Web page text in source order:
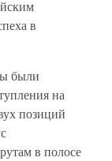
в
были
на
позиций
в полосе